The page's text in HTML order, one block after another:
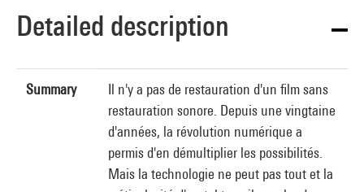
Detailed description
Summary
Il n'y a pas de restauration d'un film sans
restauration sonore. Depuis une vingtaine
d'années, la révolution numérique a
permis d'en démultiplier les possibilités.
Mais la technologie ne peut pas tout et la